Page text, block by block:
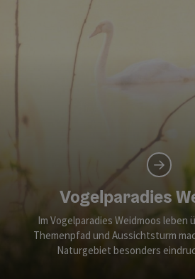
Vogelparadies
Im Vogelparadies Weidmoos leben
Themenpfad und Aussichtsturm
Naturgebiet besonders